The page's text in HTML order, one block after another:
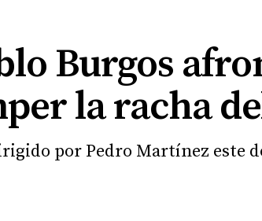
Burgos
la racha
por Pedro Martínez este